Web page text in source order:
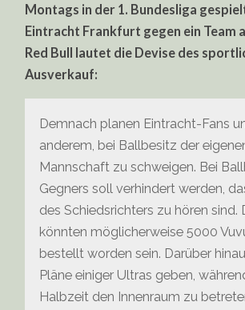
Montags in der 1. Bundesliga
Eintracht Frankfurt gegen ein Team
Red Bull lautet die Devise des
Ausverkauf:
Demnach planen Eintracht-Fans
anderem, bei Ballbesitz der
Mannschaft zu schweigen. Bei
Gegners soll verhindert werden,
des Schiedsrichters zu hören sind.
könnten möglicherweise 5000
bestellt worden sein. Darüber
Pläne einiger Ultras geben,
Halbzeit den Innenraum zu